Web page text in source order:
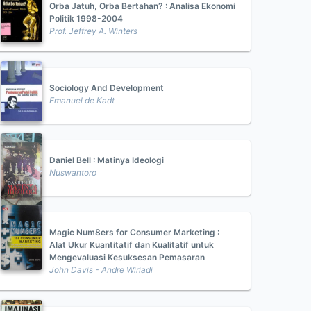
Orba Jatuh, Orba Bertahan? : Analisa Ekonomi
Politik 1998-2004
Prof. Jeffrey A. Winters
Sociology And Development
Emanuel de Kadt
Daniel Bell : Matinya Ideologi
Nuswantoro
Magic Num8ers for Consumer Marketing :
Alat Ukur Kuantitatif dan Kualitatif untuk
Mengevaluasi Kesuksesan Pemasaran
John Davis - Andre Wiriadi